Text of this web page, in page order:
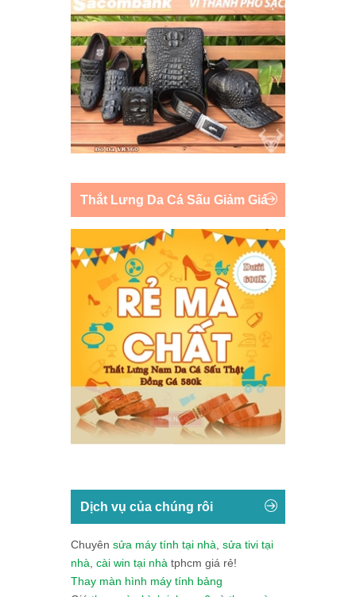
Thắt Lưng Da Cá Sấu Giảm Giá
Dịch vụ của chúng rôi
Chuyên sửa máy tính tại nhà sửa tivi tại
nhà cài win tại nhà tphcm giá rẻ!
Thay màn hình máy tính bảng